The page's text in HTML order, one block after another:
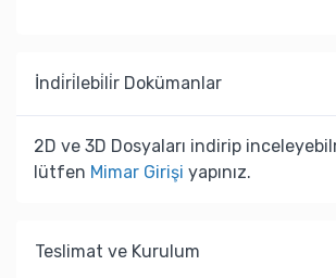
İndi̇ri̇lebi̇li̇r Dokümanlar
2D ve 3D Dosyaları indirip
lütfen Mimar Girişi yapınız.
Teslimat ve Kurulum